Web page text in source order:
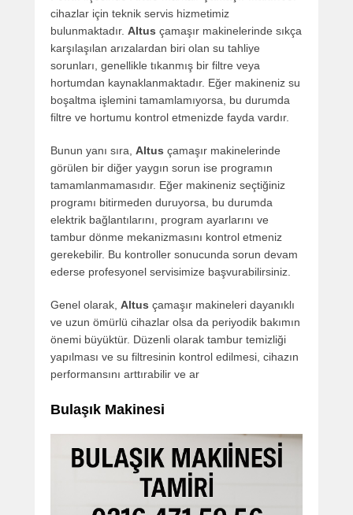
cihazlar için teknik servis hizmetimiz
bulunmaktadır. Altus çamaşır makinelerinde sıkça
karşılaşılan arızalardan biri olan su tahliye
sorunları, genellikle tıkanmış bir filtre veya
hortumdan kaynaklanmaktadır. Eğer makineniz su
boşaltma işlemini tamamlamıyorsa, bu durumda
filtre ve hortumu kontrol etmenizde fayda vardır.
Bunun yanı sıra, Altus çamaşır makinelerinde
görülen bir diğer yaygın sorun ise programın
tamamlanmamasıdır. Eğer makineniz seçtiğiniz
programı bitirmeden duruyorsa, bu durumda
elektrik bağlantılarını, program ayarlarını ve
tambur dönme mekanizmasını kontrol etmeniz
gerekebilir. Bu kontroller sonucunda sorun devam
ederse profesyonel servisimize başvurabilirsiniz.
Genel olarak, Altus çamaşır makineleri dayanıklı
ve uzun ömürlü cihazlar olsa da periyodik bakımın
önemi büyüktür. Düzenli olarak tambur temizliği
yapılması ve su filtresinin kontrol edilmesi, cihazın
performansını arttırabilir ve ar
Bulaşık Makinesi